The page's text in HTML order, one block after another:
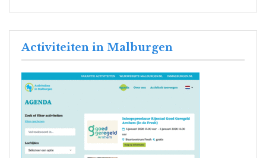
Activiteiten in Malburgen